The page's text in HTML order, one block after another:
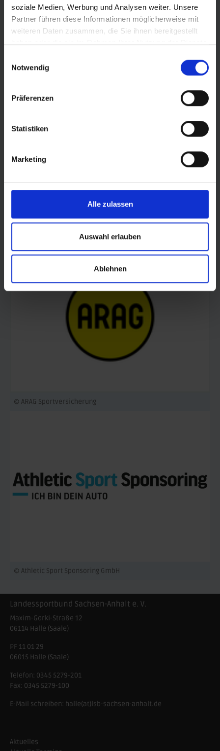
soziale Medien, Werbung und Analysen weiter. Unsere
Partner führen diese Informationen möglicherweise mit
weiteren Daten zusammen, die Sie ihnen bereitgestellt
haben oder die sie im Rahmen Ihrer Nutzung der Dienste
Notwendig
Präferenzen
Statistiken
Marketing
Alle zulassen
Auswahl erlauben
Ablehnen
© ARAG Sportversicherung
© Athletic Sport Sponsoring GmbH
Landessportbund Sachsen-Anhalt e. V.
Maxim-Gorki-Straße 12
06114 Halle (Saale)
PF 11 01 29
06015 Halle (Saale)
Telefon: 0345 5279-201
Fax: 0345 5279-100
E-Mail schreiben: halle(at)lsb-sachsen-anhalt.de
Aktuelles